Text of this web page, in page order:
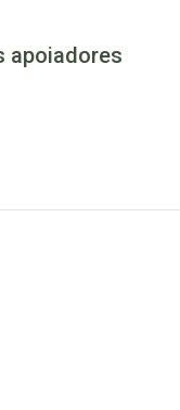
apoiadores